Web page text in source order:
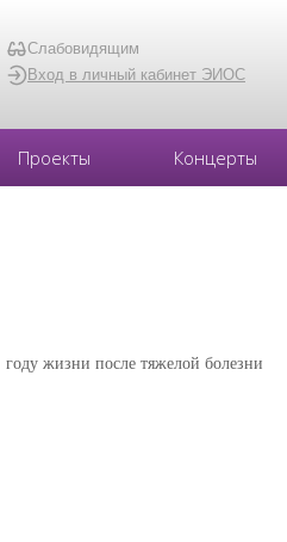
Слабовидящим
Вход в личный кабинет ЭИОС
Проекты Концерты
жизни после тяжелой болезни